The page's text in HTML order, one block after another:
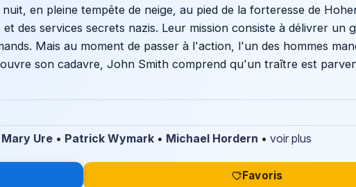
en pleine tempête de neige, au pied de la forteresse de
des services secrets nazis. Leur mission consiste à délivrer un
Mais au moment de passer à l'action, l'un des hommes
son cadavre, John Smith comprend qu'un traître est
Mary Ure • Patrick Wymark • Michael Hordern • voir plus
Favoris